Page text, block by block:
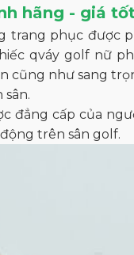
hãng - giá
trang phục được
qváy golf nữ
cũng như sang
đẳng cấp của
trên sân golf.